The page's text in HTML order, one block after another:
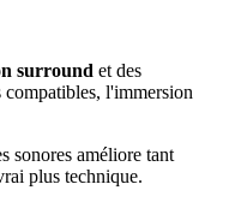
surround et des
compatibles, l'immersion
sonores améliore tant
plus technique.